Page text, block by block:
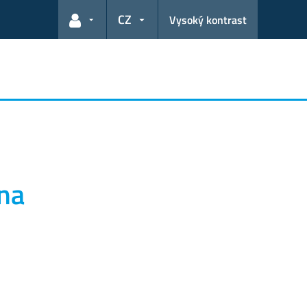
Odkazy pro uživatele
CZ Vysoký kontrast